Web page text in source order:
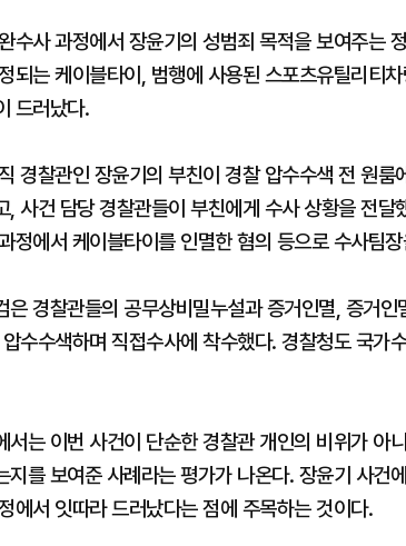
수사 과정에서 장윤기의 성범죄 목적을 보여주는
되는 케이블타이, 범행에 사용된 스포츠유틸리티
드러났다.
경찰관인 장윤기의 부친이 경찰 압수수색 전 원룸
, 사건 담당 경찰관들이 부친에게 수사 상황을 전
정에서 케이블타이를 인멸한 혐의 등으로 수사팀
은 경찰관들의 공무상비밀누설과 증거인멸, 증거
수수색하며 직접수사에 착수했다. 경찰청도 국가
서는 이번 사건이 단순한 경찰관 개인의 비위가 아
지를 보여준 사례라는 평가가 나온다. 장윤기 사건
에서 잇따라 드러났다는 점에 주목하는 것이다.